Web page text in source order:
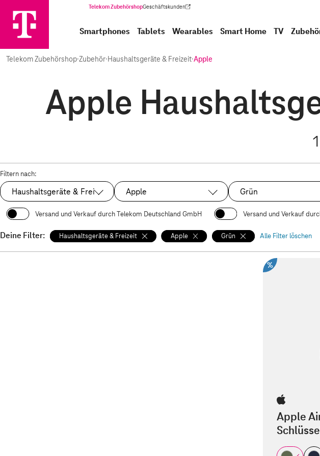
Telekom ZubehörshopGeschäftskunden
(Wird in einem neuen Tab geöffnet)
Smartphones Tablets Wearables Smart Home TV
Telekom Zubehörshop·Zubehör·Haushaltsgeräte & Freizeit·Apple
Apple
1
Filtern nach:
Ausgewählt:
Haushaltsgeräte & Freizeit Ausgewählt:
Apple Ausgewählt:
Grün
Versand und Verkauf durch Telekom Deutschland GmbH Versand und Verkauf
Deine Filter: Haushaltsgeräte & Freizeit Apple Grün Alle Filter löschen
%
Apple